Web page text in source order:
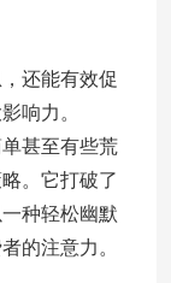
还能有效促
响力。
甚至有些荒
。它打破了
种轻松幽默
的注意力。